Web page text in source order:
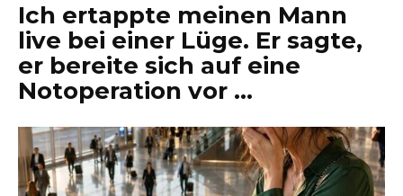
Ich ertappte meinen Mann
live bei einer Lüge. Er sagte,
er bereite sich auf eine
Notoperation vor …